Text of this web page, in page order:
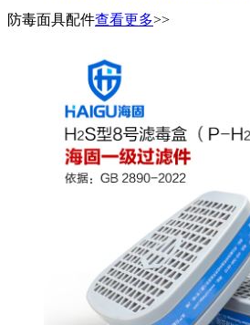
防毒面具配件查看更多>>